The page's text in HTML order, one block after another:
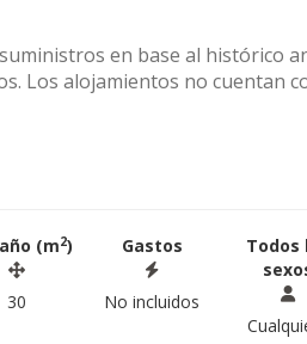
en base al histórico
Los alojamientos no cuentan
(m2)
30
Gastos
No incluidos
Todos